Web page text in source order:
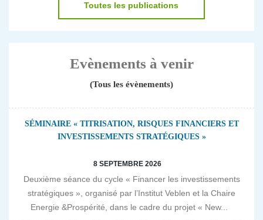
Toutes les publications
Evènements à venir
(Tous les évènements)
SÉMINAIRE « TITRISATION, RISQUES FINANCIERS ET
INVESTISSEMENTS STRATÉGIQUES »
8 SEPTEMBRE 2026
Deuxième séance du cycle « Financer les investissements
stratégiques », organisé par l’Institut Veblen et la Chaire
Energie &Prospérité, dans le cadre du projet « New...